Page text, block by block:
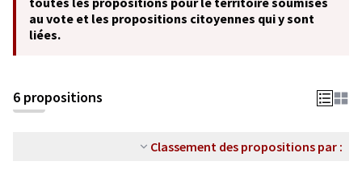
au vote et les propositions citoyennes qui y sont
liées.
6 propositions
Classement des propositions par :